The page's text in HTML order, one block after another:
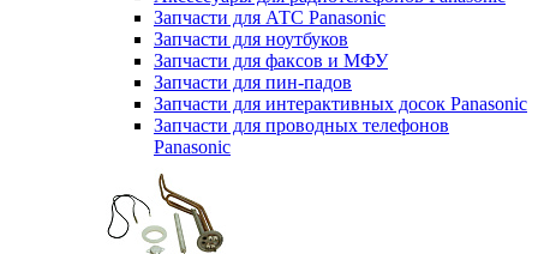
Запчасти для АТС Panasonic
Запчасти для ноутбуков
Запчасти для факсов и МФУ
Запчасти для пин-падов
Запчасти для интерактивных досок Panasonic
Запчасти для проводных телефонов
Panasonic